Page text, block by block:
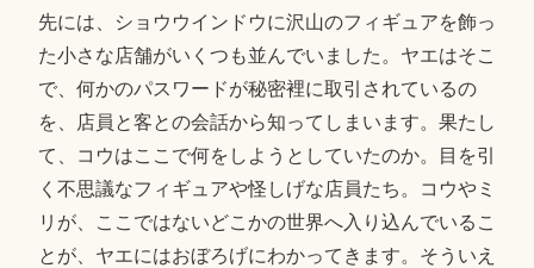
先には、ショウウインドウに沢山のフィギュアを飾っ
た小さな店舗がいくつも並んでいました。ヤエはそこ
で、何かのパスワードが秘密裡に取引されているの
を、店員と客との会話から知ってしまいます。果たし
て、コウはここで何をしようとしていたのか。目を引
く不思議なフィギュアや怪しげな店員たち。コウやミ
リが、ここではないどこかの世界へ入り込んでいるこ
とが、ヤエにはおぼろげにわかってきます。そういえ